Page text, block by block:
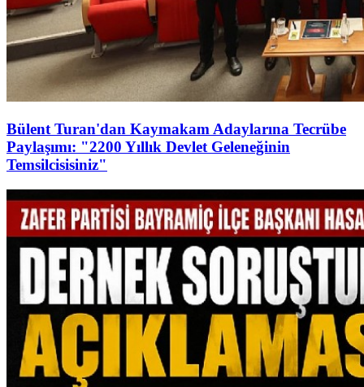
Bülent Turan'dan Kaymakam Adaylarına Tecrübe
Paylaşımı: "2200 Yıllık Devlet Geleneğinin
Temsilcisisiniz"